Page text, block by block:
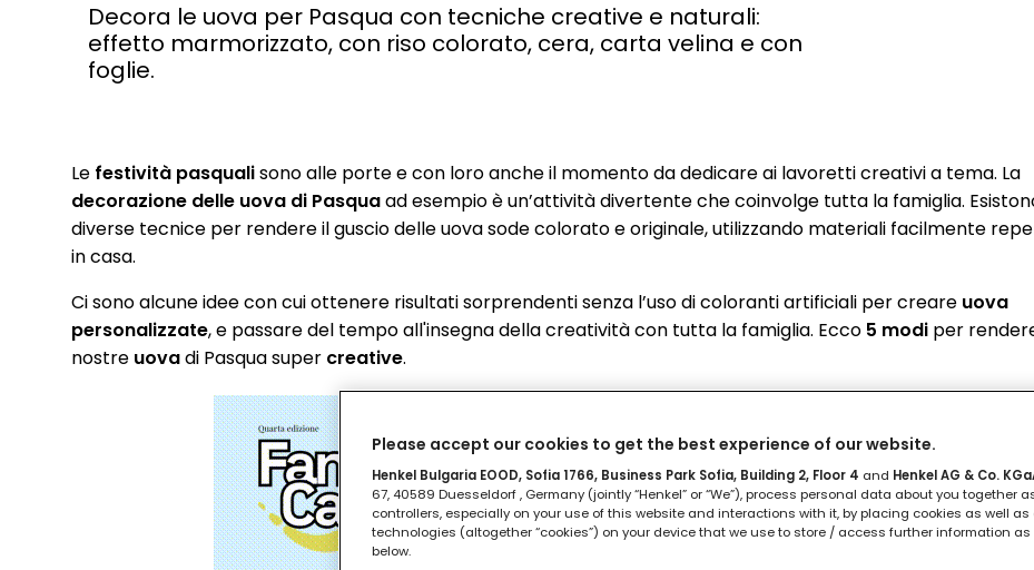
Decora le uova per Pasqua con tecniche creative e naturali:
effetto marmorizzato, con riso colorato, cera, carta velina e con
foglie.
Le festività pasqualisono alle porte e con loro anche il momento da dedicare ai lavoretti creativi a tema. La
decorazione delle uova di Pasquaad esempio è un’attività divertente che coinvolge tutta la famiglia.
diverse tecnice per rendere il guscio delle uova sode colorato e originale, utilizzando materiali facilmente
in casa.
Ci sono alcune idee con cui ottenere risultati sorprendenti senza l’uso di coloranti artificiali per creare uova
personalizzate, e passare del tempo all'insegna della creatività con tutta la famiglia. Ecco 5 modi per
nostre uovadi Pasqua super creative.
Please accept our cookies to get the best experience of our website.
Henkel Bulgaria EOOD, Sofia 1766, Business Park Sofia, Building 2, Floor 4 and Henkel AG & Co.
67, 40589 Duesseldorf , Germany (jointly “Henkel” or “We”), process personal data about you together
controllers, especially on your use of this website and interactions with it, by placing cookies as well
technologies (altogether “cookies”) on your device that we use to store / access further information
below.